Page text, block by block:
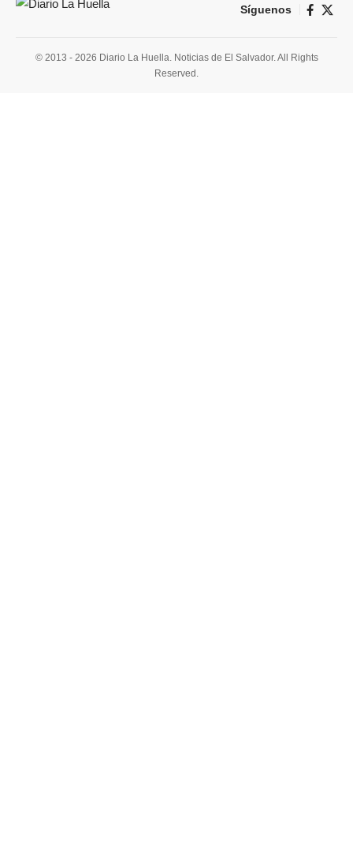
Síguenos
© 2013 - 2026 Diario La Huella. Noticias de El Salvador. All Rights
Reserved.